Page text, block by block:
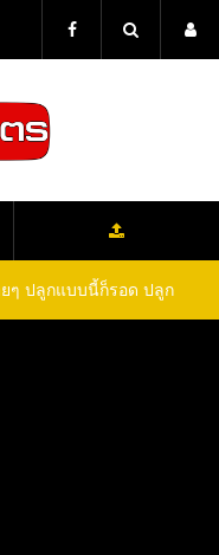
ๆ ปลูกแบบนี้ก็รอด ปลูก
สียบยอดและเมล็ด